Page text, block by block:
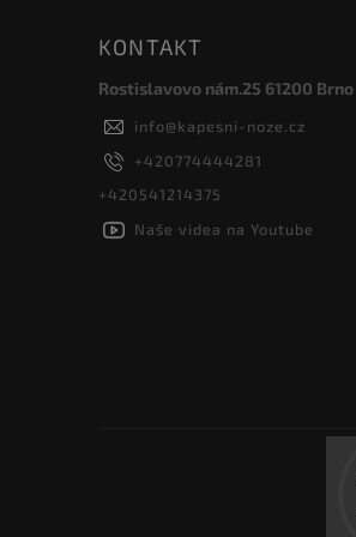
KONTAKT
Rostislavovo nám.25 61200 Brno
info@kapesni-noze.cz
+420774444281
+420541214375
Naše videa na Youtube